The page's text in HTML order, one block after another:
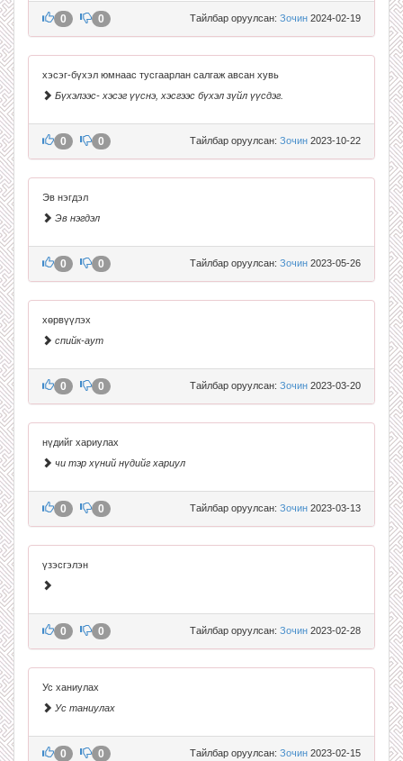
Тайлбар оруулсан: Зочин 2024-02-19
0 0
хэсэг-бүхэл юмнаас тусгаарлан салгаж авсан хувь
Бүхэлээс- хэсэг үүснэ, хэсгээс бүхэл зүйл үүсдэг.
Тайлбар оруулсан: Зочин 2023-10-22
0 0
Эв нэгдэл
Эв нэгдэл
Тайлбар оруулсан: Зочин 2023-05-26
0 0
хөрвүүлэх
спийк-аут
Тайлбар оруулсан: Зочин 2023-03-20
0 0
нүдийг хариулах
чи тэр хүний нүдийг хариул
Тайлбар оруулсан: Зочин 2023-03-13
0 0
үзэсгэлэн
Тайлбар оруулсан: Зочин 2023-02-28
0 0
Ус ханиулах
Ус таниулах
Тайлбар оруулсан: Зочин 2023-02-15
0 0